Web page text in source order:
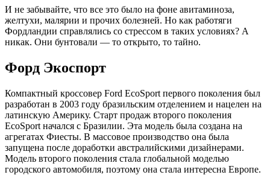
И не забывайте, что все это было на фоне авитаминоза,
желтухи, малярии и прочих болезней. Но как работяги
Фордландии справлялись со стрессом в таких условиях? А
никак. Они бунтовали — то открыто, то тайно.
Форд Экоспорт
Компактный кроссовер Ford EcoSport первого поколения был
разработан в 2003 году бразильским отделением и нацелен на
латинскую Америку. Старт продаж второго поколения
EcoSport начался с Бразилии. Эта модель была создана на
агрегатах Фиесты. В массовое производство она была
запущена после доработки австралийскими дизайнерами.
Модель второго поколения стала глобальной моделью
городского автомобиля, поэтому она стала интересна Европе.